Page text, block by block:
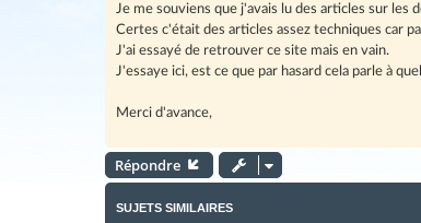
e
Je me souviens que j'avais lu des articles sur
Certes c'était des articles assez techniques car
J'ai essayé de retrouver ce site mais en vain.
J'essaye ici, est ce que par hasard cela parle à
Merci d'avance,
Répondre
SUJETS SIMILAIRES